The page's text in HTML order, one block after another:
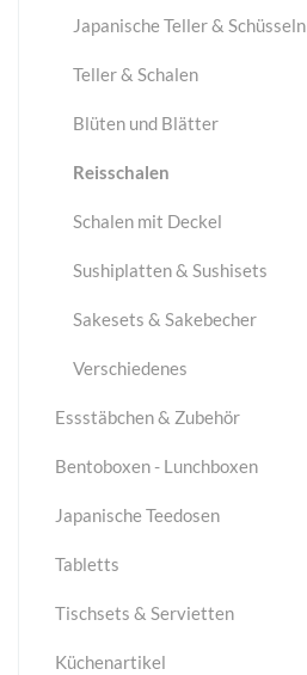
Japanische Teller & Schüsseln
Teller & Schalen
Blüten und Blätter
Reisschalen
Schalen mit Deckel
Sushiplatten & Sushisets
Sakesets & Sakebecher
Verschiedenes
Essstäbchen & Zubehör
Bentoboxen - Lunchboxen
Japanische Teedosen
Tabletts
Tischsets & Servietten
Küchenartikel